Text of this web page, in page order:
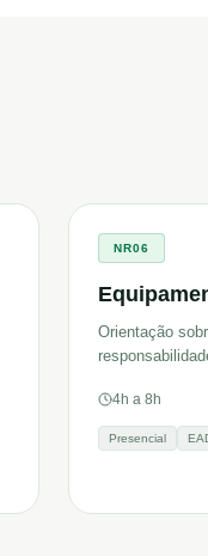
NR06
Orientação
4h a 8h
Presencial